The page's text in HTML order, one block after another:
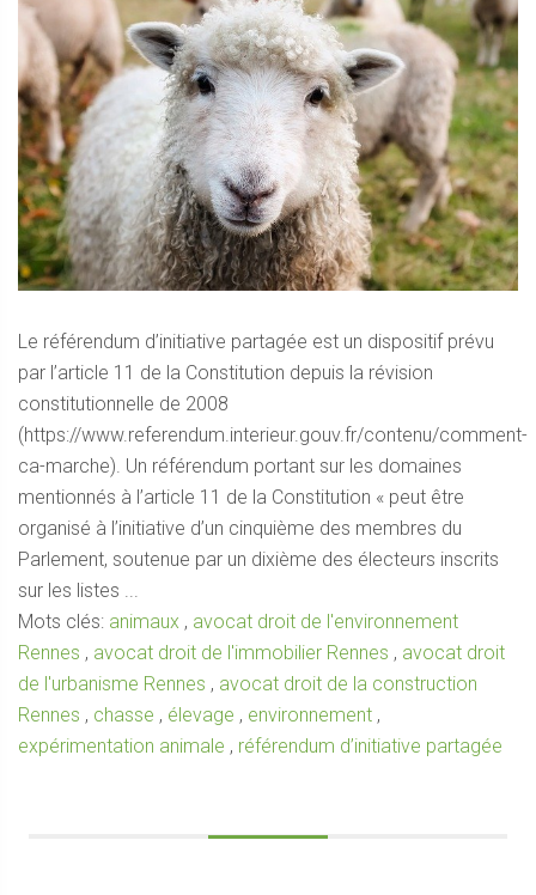
Le référendum d’initiative partagée est un dispositif prévu
par l’article 11 de la Constitution depuis la révision
constitutionnelle de 2008
(https://www.referendum.interieur.gouv.fr/contenu/comment-
ca-marche). Un référendum portant sur les domaines
mentionnés à l’article 11 de la Constitution « peut être
organisé à l’initiative d’un cinquième des membres du
Parlement, soutenue par un dixième des électeurs inscrits
sur les listes ...
Mots clés: animaux , avocat droit de l'environnement
Rennes , avocat droit de l'immobilier Rennes , avocat droit
de l'urbanisme Rennes , avocat droit de la construction
Rennes , chasse , élevage , environnement ,
expérimentation animale , référendum d’initiative partagée